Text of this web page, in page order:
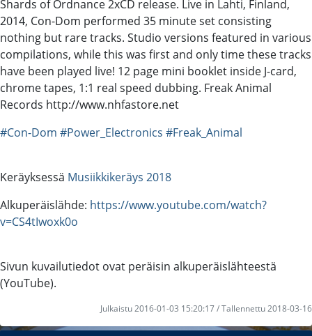
Shards of Ordnance 2xCD release. Live in Lahti, Finland,
2014, Con-Dom performed 35 minute set consisting
nothing but rare tracks. Studio versions featured in various
compilations, while this was first and only time these tracks
have been played live! 12 page mini booklet inside J-card,
chrome tapes, 1:1 real speed dubbing. Freak Animal
Records http://www.nhfastore.net
#Con-Dom #Power_Electronics #Freak_Animal
Keräyksessä Musiikkikeräys 2018
Alkuperäislähde: https://www.youtube.com/watch?
v=CS4tIwoxk0o
Sivun kuvailutiedot ovat peräisin alkuperäislähteestä
(YouTube).
Julkaistu 2016-01-03 15:20:17 / Tallennettu 2018-03-16